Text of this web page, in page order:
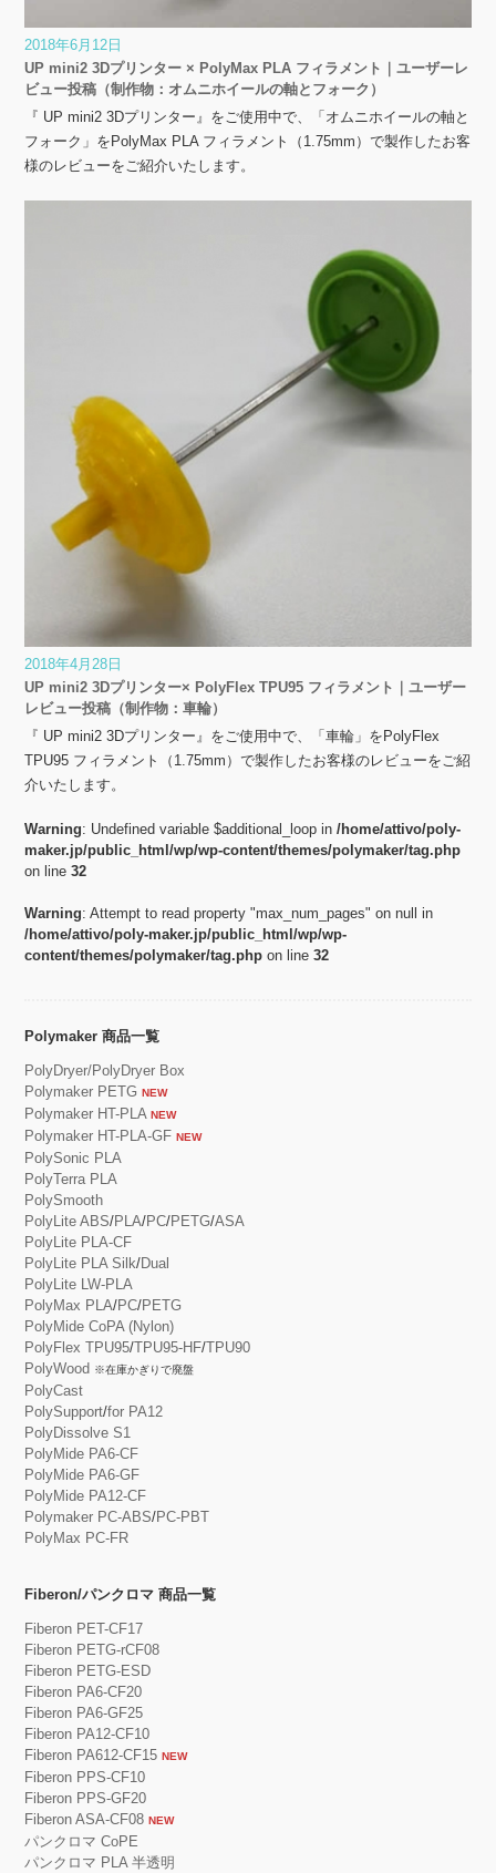
2018年6月12日
UP mini2 3Dプリンター × PolyMax PLA フィラメント｜ユーザーレ
ビュー投稿（制作物：オムニホイールの軸とフォーク）
『 UP mini2 3Dプリンター』をご使用中で、「オムニホイールの軸と
フォーク」をPolyMax PLA フィラメント（1.75mm）で製作したお客
様のレビューをご紹介いたします。
2018年4月28日
UP mini2 3Dプリンター× PolyFlex TPU95 フィラメント｜ユーザー
レビュー投稿（制作物：車輪）
『 UP mini2 3Dプリンター』をご使用中で、「車輪」をPolyFlex
TPU95 フィラメント（1.75mm）で製作したお客様のレビューをご紹
介いたします。
Warning: Undefined variable $additional_loop in/home/attivo/poly-
maker.jp/public_html/wp/wp-content/themes/polymaker/tag.php
on line32
Warning: Attempt to read property "max_num_pages" on null in
/home/attivo/poly-maker.jp/public_html/wp/wp-
content/themes/polymaker/tag.php on line32
Polymaker 商品一覧
PolyDryer/PolyDryer Box
Polymaker PETG NEW
Polymaker HT-PLA NEW
Polymaker HT-PLA-GF NEW
PolySonic PLA
PolyTerra PLA
PolySmooth
PolyLite ABS/PLA/PC/PETG/ASA
PolyLite PLA-CF
PolyLite PLA Silk/Dual
PolyLite LW-PLA
PolyMax PLA/PC/PETG
PolyMide CoPA (Nylon)
PolyFlex TPU95/TPU95-HF/TPU90
PolyWood ※在庫かぎりで廃盤
PolyCast
PolySupport/for PA12
PolyDissolve S1
PolyMide PA6-CF
PolyMide PA6-GF
PolyMide PA12-CF
Polymaker PC-ABS/PC-PBT
PolyMax PC-FR
Fiberon/パンクロマ 商品一覧
Fiberon PET-CF17
Fiberon PETG-rCF08
Fiberon PETG-ESD
Fiberon PA6-CF20
Fiberon PA6-GF25
Fiberon PA12-CF10
Fiberon PA612-CF15 NEW
Fiberon PPS-CF10
Fiberon PPS-GF20
Fiberon ASA-CF08 NEW
パンクロマ CoPE
パンクロマ PLA 半透明